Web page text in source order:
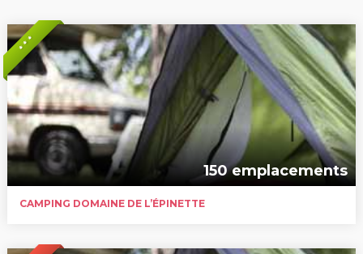
* * *
150 emplacements
CAMPING DOMAINE DE L’ÉPINETTE